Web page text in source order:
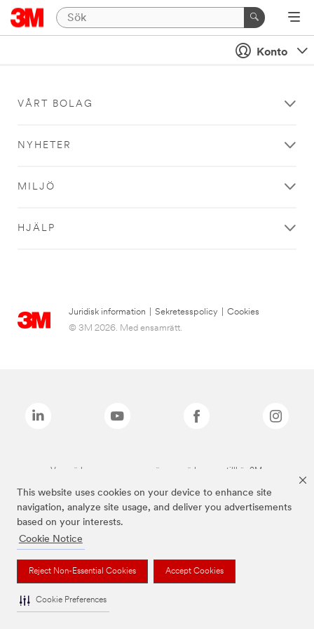
This website uses cookies on your device to enhance site
navigation, analyze site usage, and deliver you advertisements
based on your interests.
Cookie Notice
Reject Non-Essential Cookies Accept Cookies
Cookie Preferences
Konto
VÅRT BOLAG
NYHETER
MILJÖ
HJÄLP
Juridisk information Sekretesspolicy
Cookies
© 3M 2026. Med ensamrätt.
Varumärken som anges ovan är varumärken som tillhör 3M.